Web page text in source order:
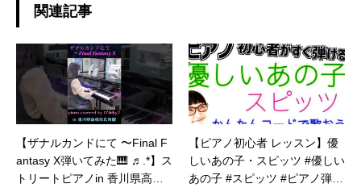
関連記事
【ザナルカンドにて 〜Final F
antasy X弾いてみた🎹 ♬.*】ス
トリートピアノin 香川県高松
【ピアノ初心者 レッスン】優
しいあの子・スピッツ #優しい
あの子 #スピッツ #ピアノ弾き